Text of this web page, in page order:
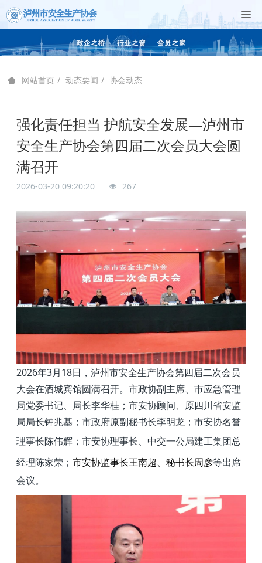
网站首页 动态要闻 协会动态
强化责任担当 护航安全发展—泸州市
安全生产协会第四届二次会员大会圆
满召开
2026-03-20 09:20:20 267
2026年3月18日，泸州市安全生产协会第四届二次会员
大会在酒城宾馆圆满召开。市政协副主席、市应急管理
局党委书记、局长李华桂；市安协顾问、原四川省安监
局局长钟兆基；市政府原副秘书长李明龙；市安协名誉
理事长陈伟辉；市安协理事长、中交一公局建工集团总
经理陈家荣；市安协监事长王南超、秘书长周彦等出席
会议。